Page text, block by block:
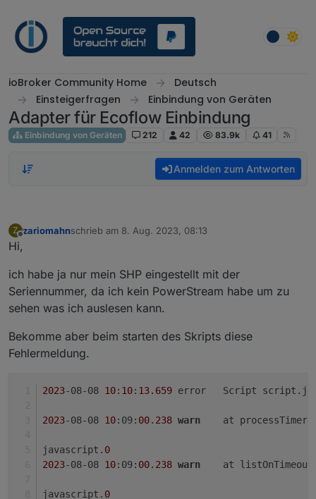
ioBroker Community Home
Deutsch
Einsteigerfragen
Einbindung von Geräten
Adapter für Ecoflow Einbindung
Einbindung von Geräten 212 42 83.9k 41
Anmelden zum Antworten
Z zariomahnschrieb am 8. Aug. 2023, 08:13
zuletzt editiert von
Hi,
ich habe ja nur mein SHP eingestellt mit der
Seriennummer, da ich kein PowerStream habe um zu
sehen was ich auslesen kann.
Bekomme aber beim starten des Skripts diese
Fehlermeldung.
2023-08-08 10: 10: 13.659
error	Script
2023-08-08 10:09: 00. 238 warn
at
javascript. 0
2023-08-08 10:09: 00. 238 warn
at
javascript. 0